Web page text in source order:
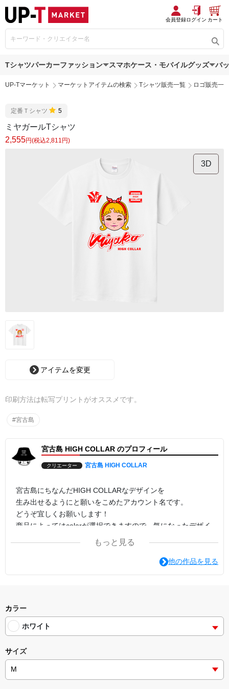
会員登録ログイン カート
Tシャツパーカーファッション スマホケース・モバイルグッズ バ
UP-Tマーケット マーケットアイテムの検索 Tシャツ販売一覧 ロゴ販売一
定番Ｔシャツ 5
ミヤガールTシャツ
2,555円(税込2,811円)
3D
アイテムを変更
印刷方法は転写プリントがオススメです。
#宮古島
宮古島 HIGH COLLAR のプロフィール
クリエーター 宮古島 HIGH COLLAR
宮古島にちなんだHIGH COLLARなデザインを
生み出せるようにと願いをこめたアカウント名です。
どうぞ宜しくお願いします！
商品によってはcolorが選択できますので、気になったデザイ
ンでcolorの変更を試してみてください。
印刷方法は転写プリントがオススメです。
もっと見る
他の作品を見る
カラー
ホワイト
サイズ